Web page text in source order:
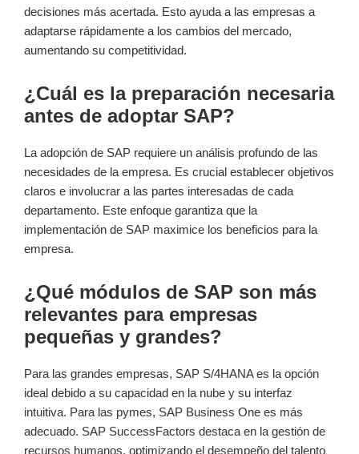
decisiones más acertada. Esto ayuda a las empresas a
adaptarse rápidamente a los cambios del mercado,
aumentando su competitividad.
¿Cuál es la preparación necesaria
antes de adoptar SAP?
La adopción de SAP requiere un análisis profundo de las
necesidades de la empresa. Es crucial establecer objetivos
claros e involucrar a las partes interesadas de cada
departamento. Este enfoque garantiza que la
implementación de SAP maximice los beneficios para la
empresa.
¿Qué módulos de SAP son más
relevantes para empresas
pequeñas y grandes?
Para las grandes empresas, SAP S/4HANA es la opción
ideal debido a su capacidad en la nube y su interfaz
intuitiva. Para las pymes, SAP Business One es más
adecuado. SAP SuccessFactors destaca en la gestión de
recursos humanos, optimizando el desempeño del talento